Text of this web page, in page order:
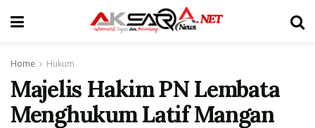
Home Hukum
Majelis Hakim PN Lembata
Menghukum Latif Mangan